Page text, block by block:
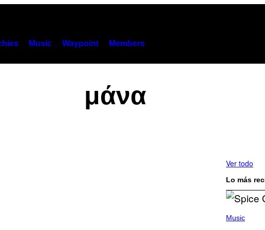
Music Waypoint Members
μάνα
Ver todo
Lo más
H
Music